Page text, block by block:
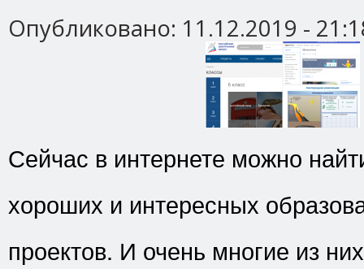
Опубликовано: 11.12.2019 -
Сейчас в интернете можно
хороших и интересных
проектов. И очень многие из